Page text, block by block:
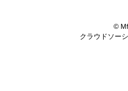
©
クラウドソー